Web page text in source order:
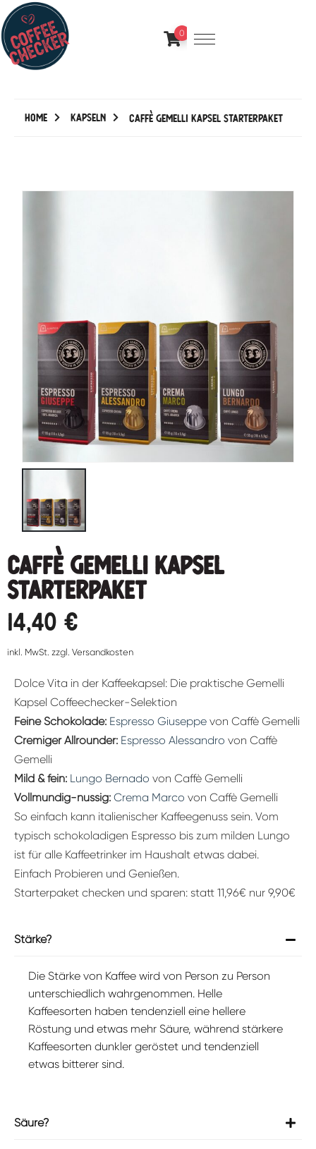
0
Home Kapseln Caffè Gemelli Kapsel Starterpaket
Caffè Gemelli Kapsel
Starterpaket
14,40 €
inkl. MwSt. zzgl. Versandkosten
Dolce Vita in der Kaffeekapsel: Die praktische Gemelli
Kapsel Coffeechecker-Selektion
Feine Schokolade: Espresso Giuseppe von Caffè Gemelli
Cremiger Allrounder: Espresso Alessandro von Caffè
Gemelli
Mild & fein: Lungo Bernado von Caffè Gemelli
Vollmundig-nussig: Crema Marco von Caffè Gemelli
So einfach kann italienischer Kaffeegenuss sein. Vom
typisch schokoladigen Espresso bis zum milden Lungo
ist für alle Kaffeetrinker im Haushalt etwas dabei.
Einfach Probieren und Genießen.
Starterpaket checken und sparen: statt 11,96€ nur 9,90€
Stärke?
Die Stärke von Kaffee wird von Person zu Person
unterschiedlich wahrgenommen. Helle
Kaffeesorten haben tendenziell eine hellere
Röstung und etwas mehr Säure, während stärkere
Kaffeesorten dunkler geröstet und tendenziell
etwas bitterer sind.
Säure?